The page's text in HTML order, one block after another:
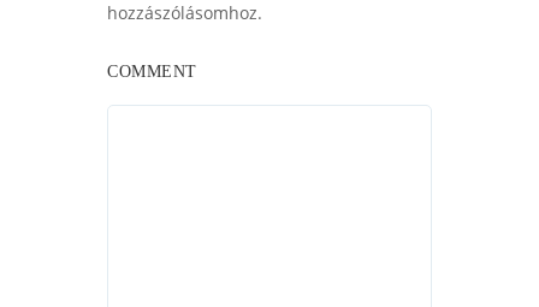
hozzászólásomhoz.
COMMENT